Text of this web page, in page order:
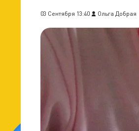
03 Сентября 13:40 Ольга Добрая